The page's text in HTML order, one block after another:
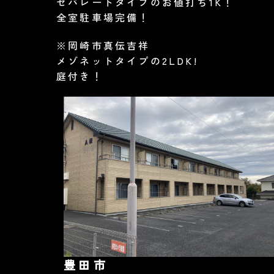
全室駐車場完備！
※岡崎市真伝吉祥
メゾネットタイプの2LDK!
庭付き！
豊田市